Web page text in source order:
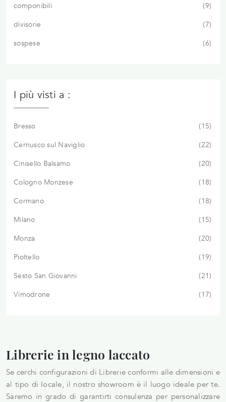
componibili
9
divisorie
7
sospese
6
I più visti a :
Bresso
15
Cernusco sul Naviglio
22
Cinisello Balsamo
20
Cologno Monzese
18
Cormano
18
Milano
15
Monza
20
Pioltello
19
Sesto San Giovanni
21
Vimodrone
17
Librerie in legno laccato
Se cerchi configurazioni di Librerie conformi alle dimensioni e
al tipo di locale, il nostro showroom è il luogo ideale per te.
Saremo in grado di garantirti consulenza per personalizzare